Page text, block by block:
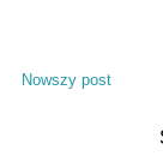
Nowszy post